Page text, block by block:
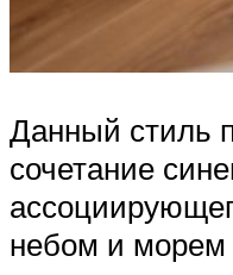
Данный стиль
сочетание
небом и